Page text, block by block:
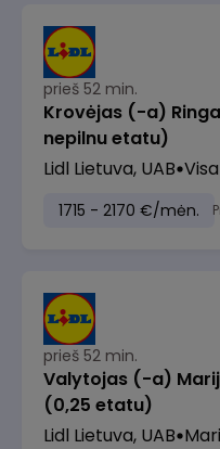
prieš 52 min.
Krovėjas (-a)
nepilnu etatu)
Lidl Lietuva, UAB
1715 - 2170 €/mėn.
prieš 52 min.
Valytojas (-a)
(0,25 etatu)
Lidl Lietuva, UAB